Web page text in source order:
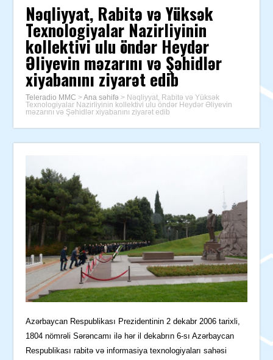
Nəqliyyat, Rabitə və Yüksək
Texnologiyalar Nazirliyinin
kollektivi ulu öndər Heydər
Əliyevin məzarını və Şəhidlər
xiyabanını ziyarət edib
Teleradio MMC >Ana səhifə > Nəqliyyat, Rabitə və Yüksək
Texnologiyalar Nazirliyinin kollektivi ulu öndər Heydər Əliyevin
məzarını və Şəhidlər xiyabanını ziyarət edib
Azərbaycan Respublikası Prezidentinin 2 dekabr 2006 tarixli,
1804 nömrəli Sərəncamı ilə hər il dekabrın 6-sı Azərbaycan
Respublikası rabitə və informasiya texnologiyaları sahəsi